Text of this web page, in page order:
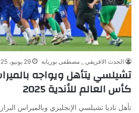
الحدث الافريقي _ مصطفى بوريابة 29 يونيو، 2025
تشيلسي يتأهل ويواجه
كأس العالم للأندية 2025
تأهل ناديا تشيلسي الإنجليزي وبالميراس